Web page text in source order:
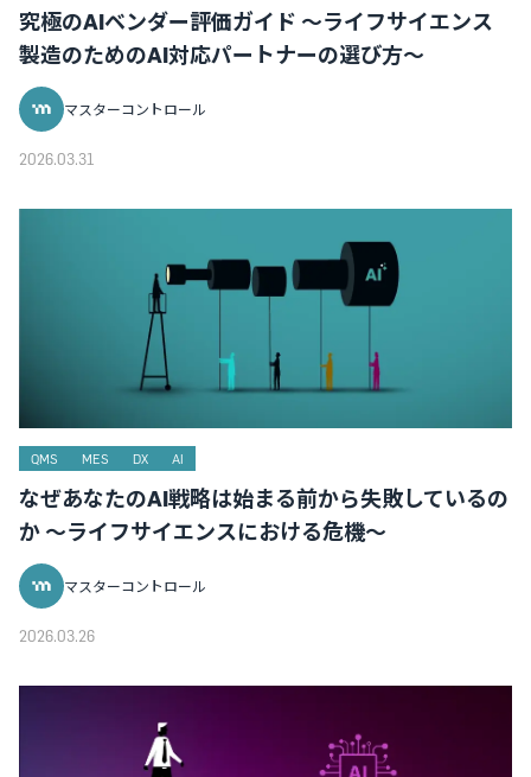
究極のAIベンダー評価ガイド ～ライフサイエンス
製造のためのAI対応パートナーの選び方～
マスターコントロール
2026.03.31
QMS MES DX AI
なぜあなたのAI戦略は始まる前から失敗しているの
か ～ライフサイエンスにおける危機～
マスターコントロール
2026.03.26